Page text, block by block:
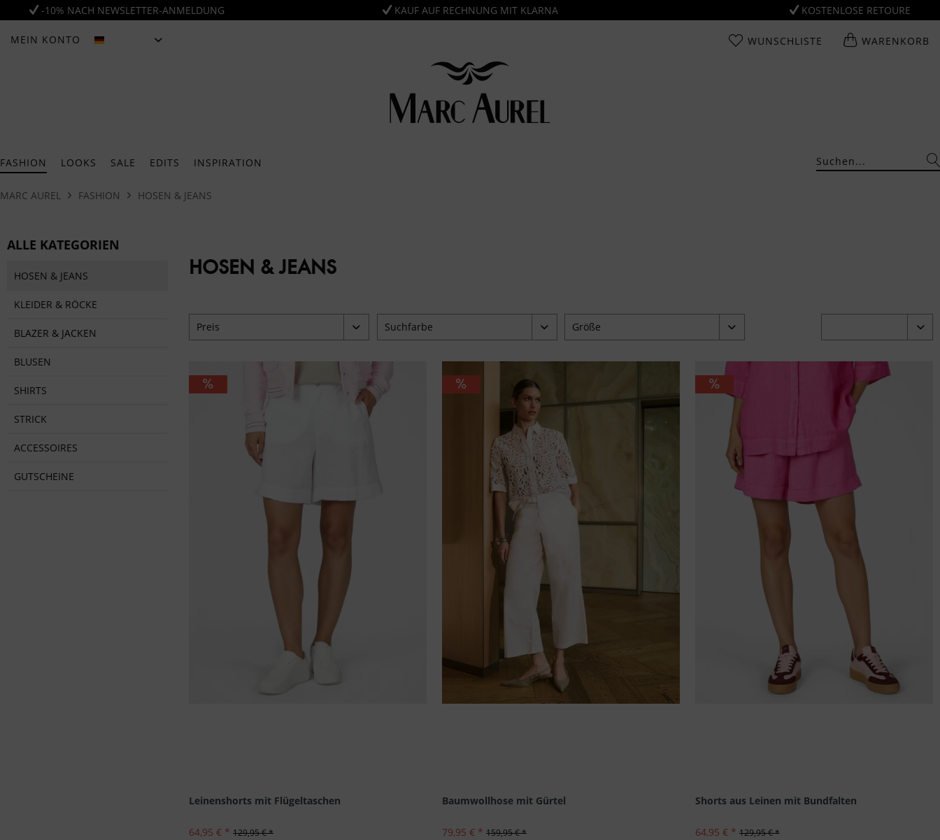
-10% NACH NEWSLETTER-ANMELDUNG KAUF AUF RECHNUNG MIT KLARNA KOSTENLOSE RETOURE
MEIN KONTO WUNSCHLISTE WARENKORB
FASHION LOOKS SALE EDITS INSPIRATION
MARC AUREL FASHION HOSEN & JEANS
ALLE KATEGORIEN
HOSEN & JEANS
KLEIDER & RÖCKE
BLAZER & JACKEN
BLUSEN
SHIRTS
STRICK
ACCESSOIRES
GUTSCHEINE
HOSEN & JEANS
Preis
von 59,95 €
Suchfarbe Größe
34
Leinenshorts mit Flügeltaschen
64,95 € * 129,95 € *
Baumwollhose mit Gürtel
79,95 € * 159,95 € *
Shorts aus Leinen mit Bundfalten
64,95 € * 129,95 € *